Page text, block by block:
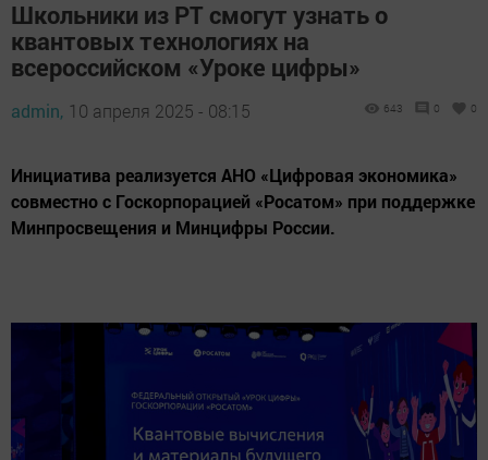
Школьники из РТ смогут узнать о
квантовых технологиях на
всероссийском «Уроке цифры»
admin, 10 апреля 2025 - 08:15 643 0 0
Инициатива реализуется АНО «Цифровая экономика»
совместно с Госкорпорацией «Росатом» при поддержке
Минпросвещения и Минцифры России.